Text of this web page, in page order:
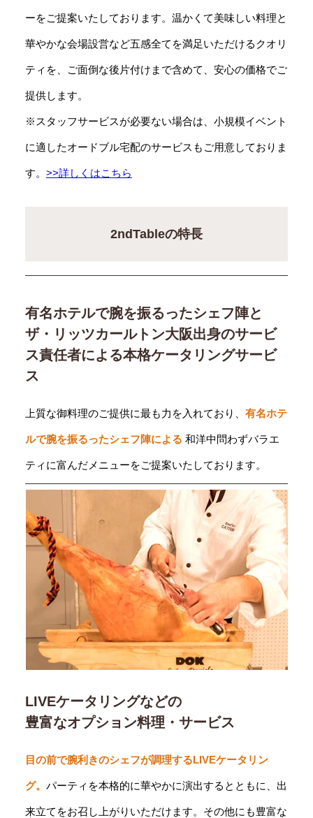
ーをご提案いたしております。温かくて美味しい料理と
華やかな会場設営など五感全てを満足いただけるクオリ
ティを、ご面倒な後片付けまで含めて、安心の価格でご
提供します。
※スタッフサービスが必要ない場合は、小規模イベント
に適したオードブル宅配のサービスもご用意しておりま
す。 >>詳しくはこちら
2ndTableの特長
有名ホテルで腕を振るったシェフ陣と
ザ・リッツカールトン大阪出身のサービ
ス責任者による本格ケータリングサービ
ス
上質な御料理のご提供に最も力を入れており、 有名ホテ
ルで腕を振るったシェフ陣による 和洋中問わずバラエ
ティに富んだメニューをご提案いたしております。
LIVEケータリングなどの
豊富なオプション料理・サービス
目の前で腕利きのシェフが調理するLIVEケータリン
グ。 パーティを本格的に華やかに演出するとともに、出
来立てをお召し上がりいただけます。その他にも豊富な